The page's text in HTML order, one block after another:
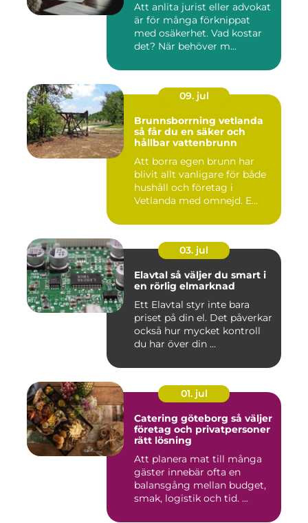
Att anlita jurist eller advokat
är för många förknippat
med osäkerhet. Vad kostar
det? När behöver m...
09. jul
Brunnsborrning vetlanda
så får du en säker och
hållbar vattenbrunn
Att borra egen brunn har
blivit allt vanligare för både
hushåll och företag i
Vetlanda med omnejd. E...
03. jul
Elavtal så väljer du smart i
en rörlig elmarknad
Ett Elavtal styr inte bara
priset på din el. Det påverkar
också hur mycket kontroll
du har över din ...
01. jul
Catering göteborg så väljer
företag och privatpersoner
rätt lösning
Att planera mat till många
gäster innebär ofta en
balansgång mellan budget,
smak, logistik och tid. ...